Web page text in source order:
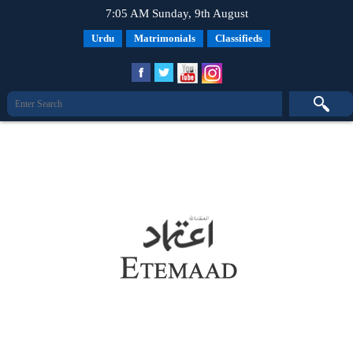
7:05 AM Sunday, 9th August
Urdu Matrimonials Classifieds